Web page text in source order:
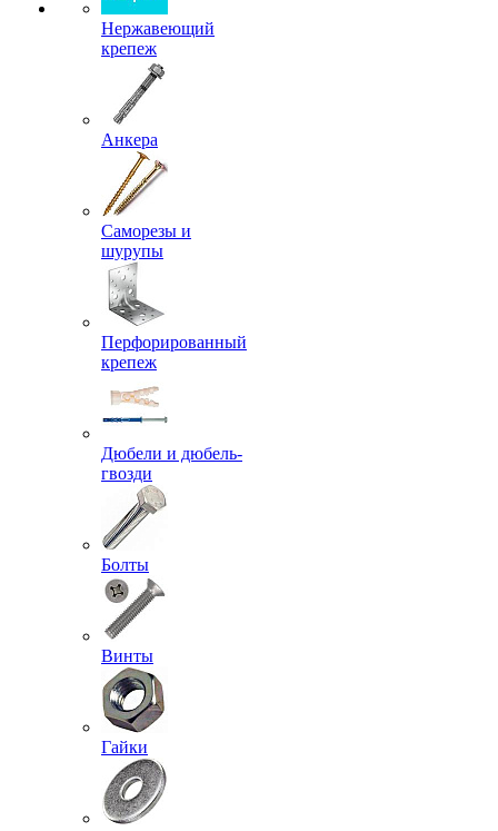
Нержавеющий
крепеж
Анкера
Саморезы и
шурупы
Перфорированный
крепеж
Дюбели и дюбель-
гвозди
Болты
Винты
Гайки